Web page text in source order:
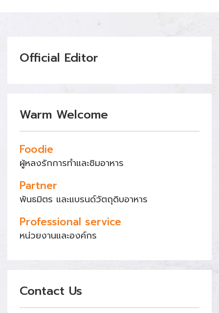
Official Editor
Warm Welcome
Foodie
ผู้หลงรักการทำและชิมอาหาร
Partner
พันธมิตร และแบรนด์วัตถุดิบอาหาร
Professional service
หน่วยงานและองค์กร
Contact Us